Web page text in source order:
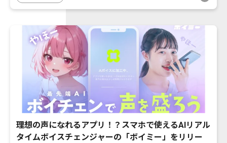
理想の声になれるアプリ！？スマホで使えるAIリアル
タイムボイスチェンジャーの「ボイミー」をリリー